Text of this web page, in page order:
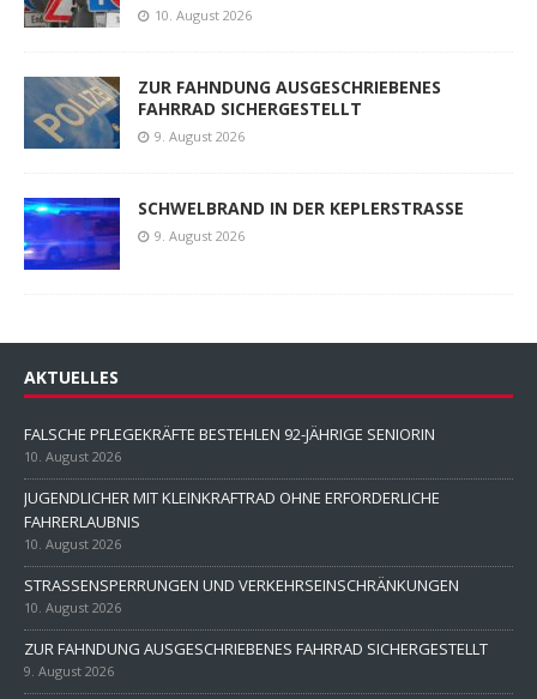
10. August 2026
ZUR FAHNDUNG AUSGESCHRIEBENES
FAHRRAD SICHERGESTELLT
9. August 2026
SCHWELBRAND IN DER KEPLERSTRASSE
9. August 2026
AKTUELLES
FALSCHE PFLEGEKRÄFTE BESTEHLEN 92-JÄHRIGE SENIORIN
10. August 2026
JUGENDLICHER MIT KLEINKRAFTRAD OHNE ERFORDERLICHE
FAHRERLAUBNIS
10. August 2026
STRASSENSPERRUNGEN UND VERKEHRSEINSCHRÄNKUNGEN
10. August 2026
ZUR FAHNDUNG AUSGESCHRIEBENES FAHRRAD SICHERGESTELLT
9. August 2026